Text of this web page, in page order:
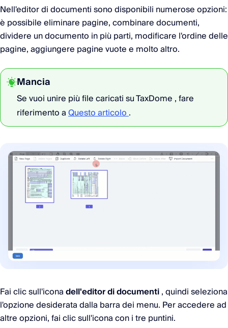
Nell'editor di documenti sono disponibili numerose opzioni:
è possibile eliminare pagine, combinare documenti,
dividere un documento in più parti, modificare l'ordine delle
pagine, aggiungere pagine vuote e molto altro.
Mancia
Se vuoi unire più file caricati su TaxDome , fare
riferimento aQuesto articolo.
Fai clic sull'iconadell'editor di documenti, quindi seleziona
l'opzione desiderata dalla barra dei menu. Per accedere ad
altre opzioni, fai clic sull'icona con i tre puntini.